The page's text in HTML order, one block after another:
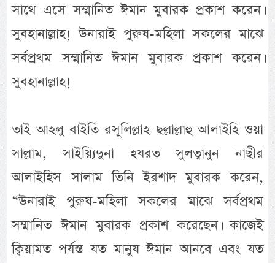
সাথে এসে সম্মানিত ঈমান মুবারক প্রকাশ করেন।
সুবহানাল্লাহ! উনারাই পুরুষ-মহিলা সকলের মাঝে
সর্বপ্রথম সম্মানিত ঈমান মুবারক প্রকাশ করেন।
সুবহানাল্লাহ!
তাই আহলু বাইতি রসূলিল্লাহ ছল্লাল্লাহু আলাইহি ওয়া
সাল্লাম, সাইয়্যিদুনা হযরত সুলত্বানুন নাছীর
আলাইহিস সালাম তিনি ইরশাদ মুবারক করেন,
“উনারাই পুরুষ-মহিলা সকলের মাঝে সর্বপ্রথম
সম্মানিত ঈমান মুবারক প্রকাশ করেছেন। কাজেই
ক্বিয়ামত পর্যন্ত যত মানুষ ঈমান আনবে এবং যত